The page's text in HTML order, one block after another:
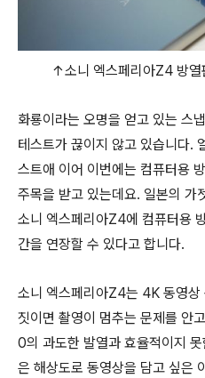
↑소니 엑스페리아Z4 방열
화룡이라는 오명을 얻고 있는 스
테스트가 끊이지 않고 있습니다.
스트애 이어 이번에는 컴퓨터용
주목을 받고 있는데요. 일본의
소니 엑스페리아Z4에 컴퓨터용
간을 연장할 수 있다고 합니다.
소니 엑스페리아Z4는 4K 동영상
짓이면 촬영이 멈추는 문제를 안
0의 과도한 발열과 효율적이지
은 해상도로 동영상을 담고 싶은